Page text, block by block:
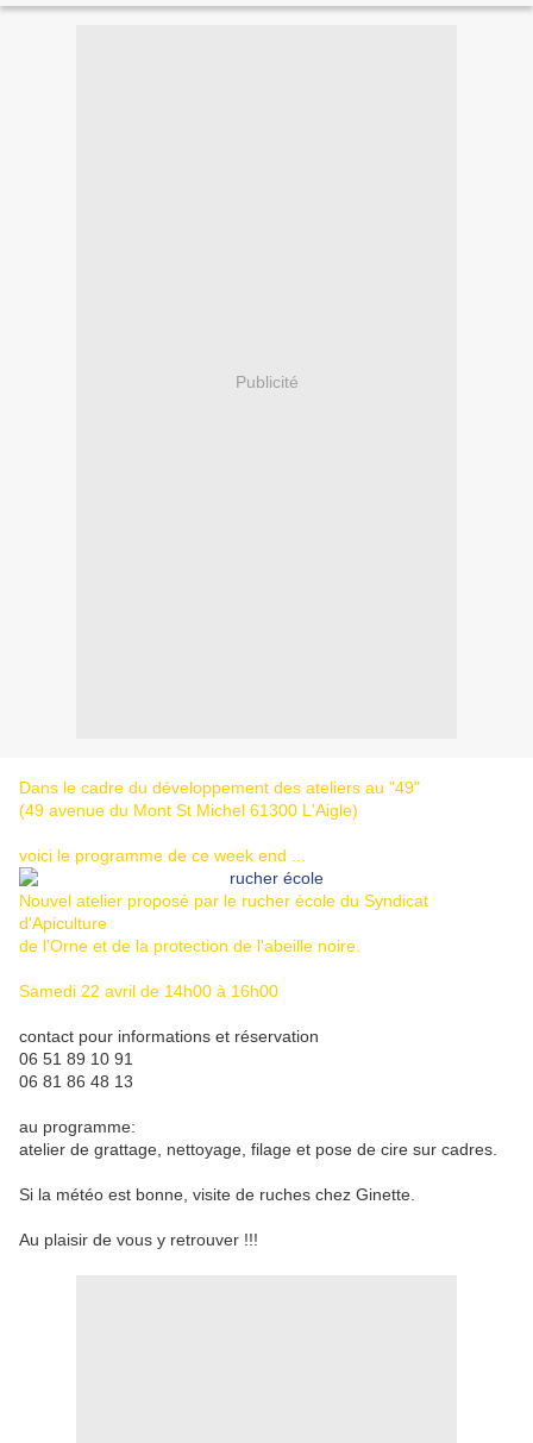
Publicité
Dans le cadre du développement des ateliers au "49"
(49 avenue du Mont St Michel 61300 L'Aigle)
voici le programme de ce week end ...
Nouvel atelier proposé par le rucher école du Syndicat
d'Apiculture
de l'Orne et de la protection de l'abeille noire.
Samedi 22 avril de 14h00 à 16h00
contact pour informations et réservation
06 51 89 10 91
06 81 86 48 13
au programme:
atelier de grattage, nettoyage, filage et pose de cire sur cadres.
Si la météo est bonne, visite de ruches chez Ginette.
Au plaisir de vous y retrouver !!!